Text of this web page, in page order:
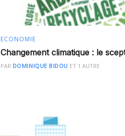
ECONOMIE
Changement climatique : le
PAR DOMINIQUE BIDOU ET 1 AUTRE